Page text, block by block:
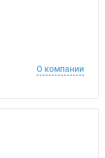
О компании